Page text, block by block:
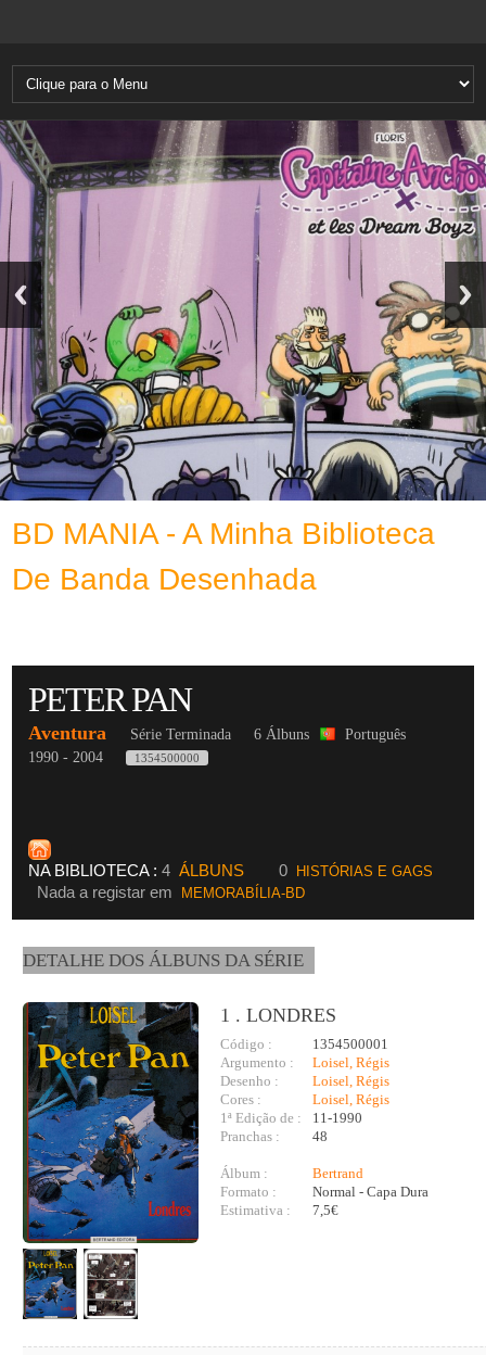
BD MANIA - A Minha Biblioteca
De Banda Desenhada
PETER PAN
Aventura Série Terminada 6 Álbuns
Português
1990 - 2004
1354500000
NA BIBLIOTECA :4 ÁLBUNS 0 HISTÓRIAS E GAGS
Nada a registar em MEMORABÍLIA-BD
DETALHE DOS ÁLBUNS DA SÉRIE
1 . LONDRES
Código :
1354500001
Argumento :
Loisel, Régis
Desenho :
Loisel, Régis
Cores :
Loisel, Régis
1ª Edição de :
11-1990
Pranchas :
48
Álbum :
Bertrand
Formato :
Normal - Capa Dura
Estimativa :
7,5€